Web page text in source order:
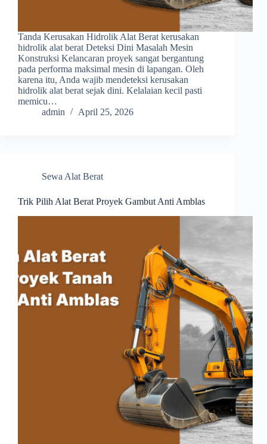
Tanda Kerusakan Hidrolik Alat Berat kerusakan
hidrolik alat berat Deteksi Dini Masalah Mesin
Konstruksi Kelancaran proyek sangat bergantung
pada performa maksimal mesin di lapangan. Oleh
karena itu, Anda wajib mendeteksi kerusakan
hidrolik alat berat sejak dini. Kelalaian kecil pasti
memicu…
admin
April 25, 2026
Sewa Alat Berat
Trik Pilih Alat Berat Proyek Gambut Anti Amblas